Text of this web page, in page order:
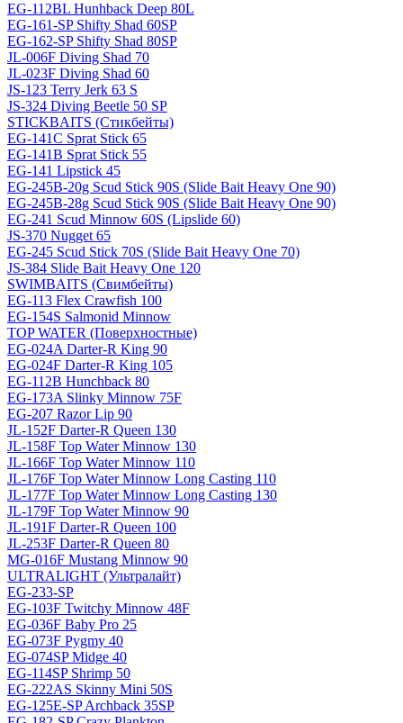
EG-112BL Hunhback Deep 80L
EG-161-SP Shifty Shad 60SP
EG-162-SP Shifty Shad 80SP
JL-006F Diving Shad 70
JL-023F Diving Shad 60
JS-123 Terry Jerk 63 S
JS-324 Diving Beetle 50 SP
STICKBAITS (Стикбейты)
EG-141C Sprat Stick 65
EG-141B Sprat Stick 55
EG-141 Lipstick 45
EG-245B-20g Scud Stick 90S (Slide Bait Heavy One 90)
EG-245B-28g Scud Stick 90S (Slide Bait Heavy One 90)
EG-241 Scud Minnow 60S (Lipslide 60)
JS-370 Nugget 65
EG-245 Scud Stick 70S (Slide Bait Heavy One 70)
JS-384 Slide Bait Heavy One 120
SWIMBAITS (Свимбейты)
EG-113 Flex Crawfish 100
EG-154S Salmonid Minnow
TOP WATER (Поверхностные)
EG-024A Darter-R King 90
EG-024F Darter-R King 105
EG-112B Hunchback 80
EG-173A Slinky Minnow 75F
EG-207 Razor Lip 90
JL-152F Darter-R Queen 130
JL-158F Top Water Minnow 130
JL-166F Top Water Minnow 110
JL-176F Top Water Minnow Long Casting 110
JL-177F Top Water Minnow Long Casting 130
JL-179F Top Water Minnow 90
JL-191F Darter-R Queen 100
JL-253F Darter-R Queen 80
MG-016F Mustang Minnow 90
ULTRALIGHT (Ультралайт)
EG-233-SP
EG-103F Twitchy Minnow 48F
EG-036F Baby Pro 25
EG-073F Pygmy 40
EG-074SP Midge 40
EG-114SP Shrimp 50
EG-222AS Skinny Mini 50S
EG-125E-SP Archback 35SP